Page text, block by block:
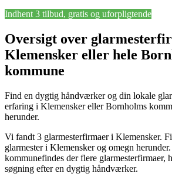
Indhent 3 tilbud, gratis og uforpligtende
Oversigt over
Klemensker eller hele
kommune
Find en dygtig håndværker og din lokale
erfaring i Klemensker eller Bornholms
herunder.
Vi fandt 3 glarmesterfirmaer i Klemensker.
glarmester i Klemensker og omegn
kommunefindes der flere glarmesterfirmaer,
søgning efter en dygtig håndværker.